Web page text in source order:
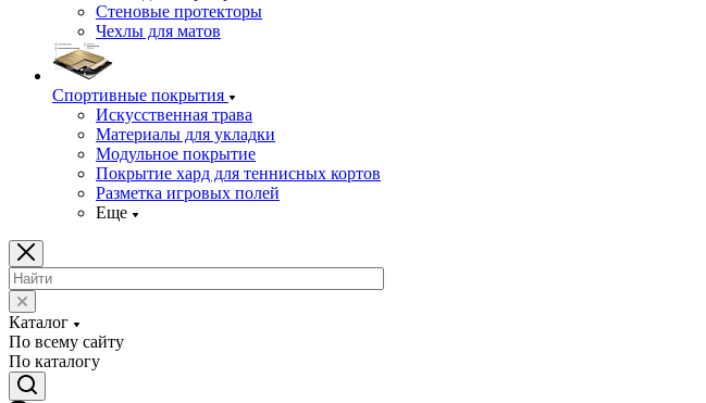
Стеновые протекторы
Чехлы для матов
Спортивные покрытия
Искусственная трава
Материалы для укладки
Модульное покрытие
Покрытие хард для теннисных кортов
Разметка игровых полей
Еще
Каталог
По всему сайту
По каталогу